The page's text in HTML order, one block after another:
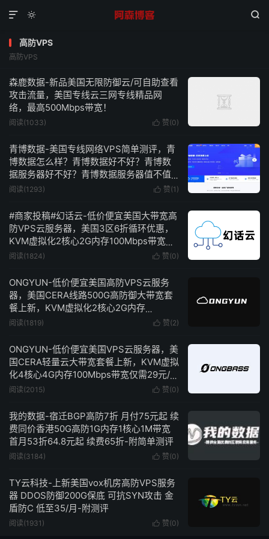
 

高防VPS
高防VPS
森鹿数据-新品美国无限防御云/可自助查看
攻击流量，美国专线云三网专线精品网
络，最高500Mbps带宽！
 赞(0)
阅读(1033)
青博数据-美国专线网络VPS简单测评，青
博数据怎么样？青博数据好不好？青博数
据服务器好不好？青博数据服务器值不值
得购买？
 赞(1 )
阅读(1293)
#商家投稿#幻话云-低价便宜美国大带宽高
防VPS云服务器，美国3区6折循环优惠，
KVM虚拟化2核心2G内存100Mbps带宽赠
送100G防御低至9元/月-附简单测评
 赞(0)
阅读(1824)
ONGYUN-低价便宜美国高防VPS云服务
器，美国CERA线路500G高防御大带宽套
餐上新，KVM虚拟化2核心2G内存
50Mbps带宽仅需48元/月-附简单测评
 赞(2)
阅读(1819)
ONGYUN-低价便宜美国VPS云服务器，美
国CERA轻量云大带宽套餐上新，KVM虚拟
化4核心4G内存100Mbps带宽仅需29元/
月-附简单测评
 赞(0)
阅读(2015)
我的数据-宿迁BGP高防7折 月付75元起 续
费同价香港50G高防1G内存1核心1M带宽
首月53折64.8元起 续费65折-附简单测评
 赞(0)
阅读(3184)
TY云科技-上新美国vox机房高防VPS服务
器 DDOS防御200G保底 可抗SYN攻击 金
盾防C 低至35/月-附测评
 赞(0)
阅读(1931)